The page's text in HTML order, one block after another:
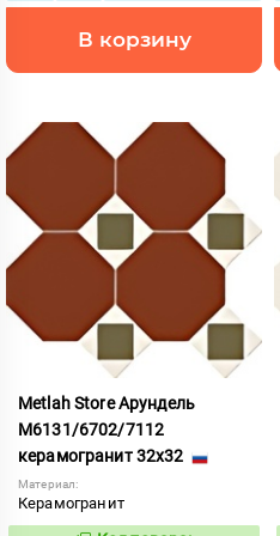
В корзину
Metlah Store Арундель
М6131/6702/7112
керамогранит 32x32
Материал:
Керамогранит